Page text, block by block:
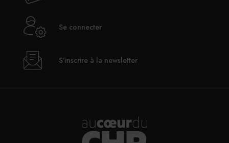
Se connecter
S'inscrire à la newsletter